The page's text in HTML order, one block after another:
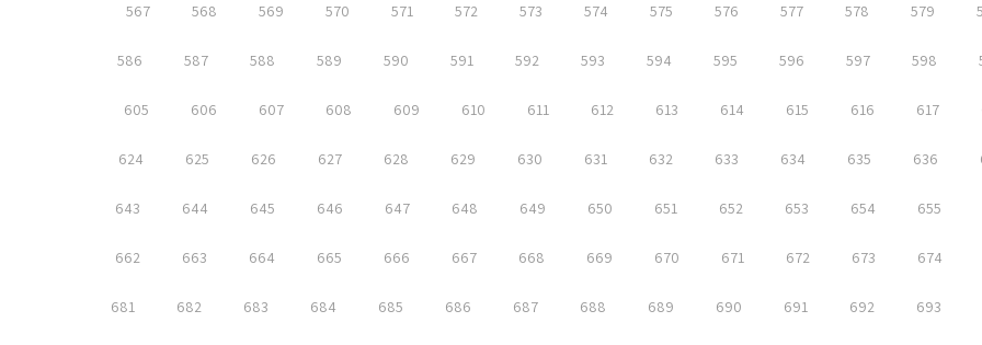
567 568 569 570 571 572 573 574 575 576 577 578 579
586 587 588 589 590 591 592 593 594 595 596 597 598
605 606 607 608 609 610 611 612 613 614 615 616 617
624 625 626 627 628 629 630 631 632 633 634 635 636
643 644 645 646 647 648 649 650 651 652 653 654 655
662 663 664 665 666 667 668 669 670 671 672 673 674
681 682 683 684 685 686 687 688 689 690 691 692 693